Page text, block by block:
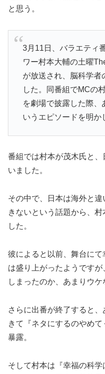
と思う。
3月11日、バラエティ
ワー村本大輔の土曜
が放送され、脳科学者
した。同番組でMCの
を劇場で披露した際、
いうエピソードを明か
番組では村本が茂木氏と
いました。
その中で、日本は海外と
きないという話題から、
した。
彼によると以前、舞台に
は盛り上がったようです
しまったのか、あまりウケ
さらに出番が終了すると
きて『ネタにするのやめ
暴露。
そして村本は『幸福の科